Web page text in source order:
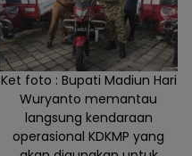
Ket foto : Bupati Madiun Hari
Wuryanto memantau
langsung kendaraan
operasional KDKMP yang